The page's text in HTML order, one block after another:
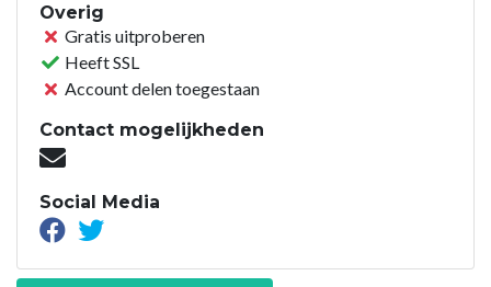
Overig
Gratis uitproberen
Heeft SSL
Account delen toegestaan
Contact mogelijkheden
Social Media